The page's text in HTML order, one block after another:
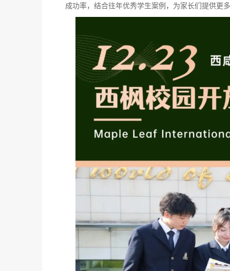
成功率，结合往年优秀学生案例，为家长们提供更